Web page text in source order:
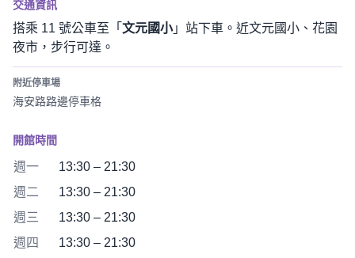
交通資訊
搭乘 11 號公車至「 文元國小」站下車。近文元國小、花園
夜市，步行可達。
附近停車場
海安路路邊停車格
開館時間
週一
13:30 – 21:30
週二
13:30 – 21:30
週三
13:30 – 21:30
週四
13:30 – 21:30